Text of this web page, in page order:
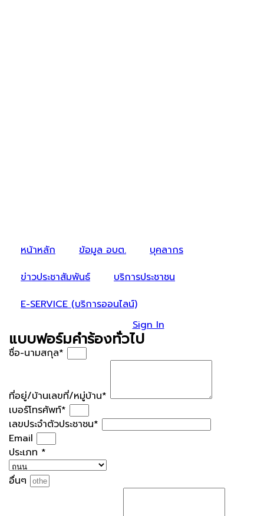
หน้าหลัก ข้อมูล อบต.
บุคลากร
ข่าวประชาสัมพันธ์
บริการประชาชน
E-SERVICE (บริการออนไลน์)
Sign In
แบบฟอร์มคำร้องทั่วไป
ชื่อ-นามสกุล*
ที่อยู่/บ้านเลขที่/หมู่บ้าน*
เบอร์โทรศัพท์*
เลขประจำตัวประชาชน*
Email
ประเภท *
อื่นๆ